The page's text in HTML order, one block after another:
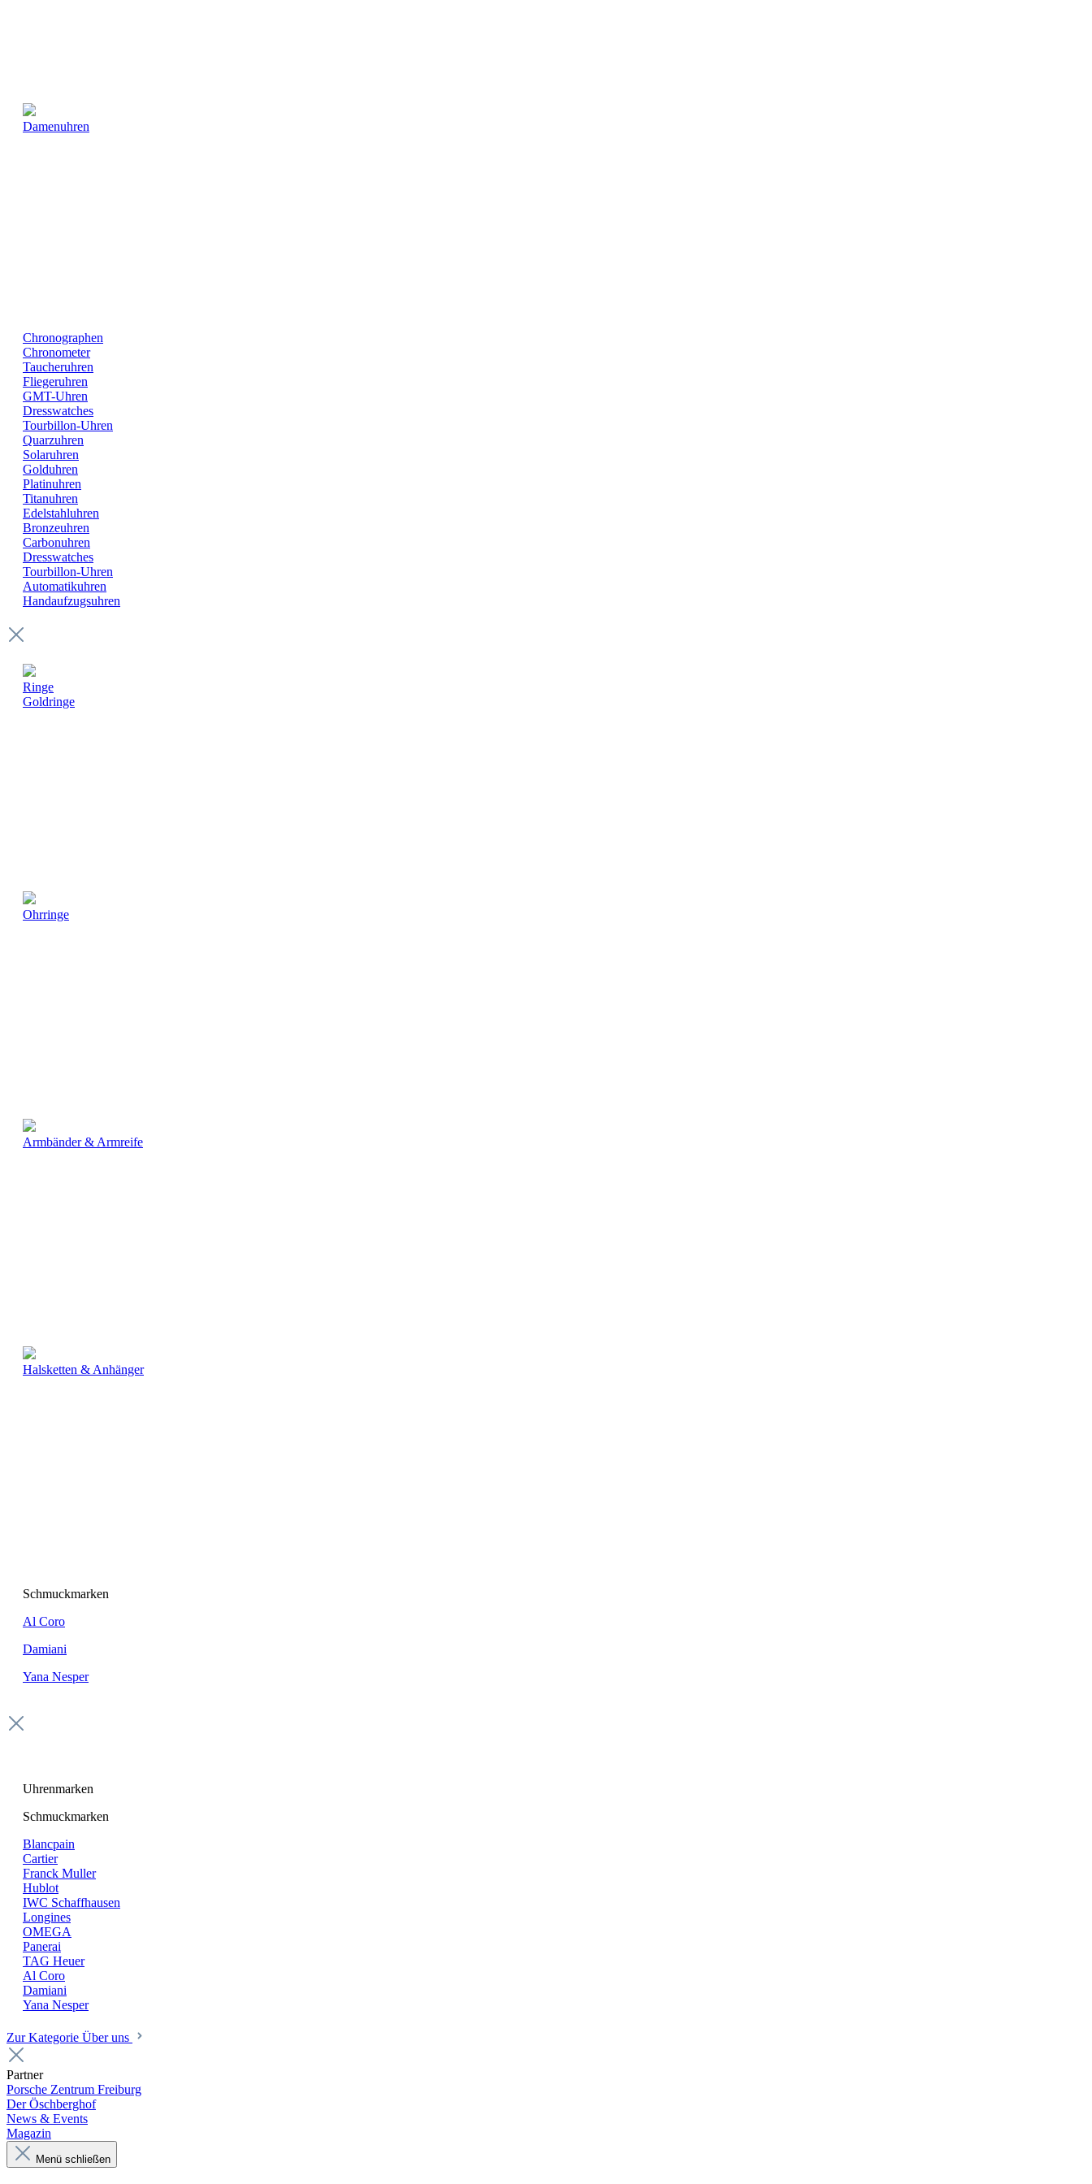
Damenuhren
Chronographen
Chronometer
Taucheruhren
Fliegeruhren
GMT-Uhren
Dresswatches
Tourbillon-Uhren
Quarzuhren
Solaruhren
Golduhren
Platinuhren
Titanuhren
Edelstahluhren
Bronzeuhren
Carbonuhren
Dresswatches
Tourbillon-Uhren
Automatikuhren
Handaufzugsuhren
Ringe
Goldringe
Ohrringe
Armbänder & Armreife
Halsketten & Anhänger
Schmuckmarken
Al Coro
Damiani
Yana Nesper
Uhrenmarken
Schmuckmarken
Blancpain
Cartier
Franck Muller
Hublot
IWC Schaffhausen
Longines
OMEGA
Panerai
TAG Heuer
Al Coro
Damiani
Yana Nesper
Zur Kategorie Über uns
Partner
Porsche Zentrum Freiburg
Der Öschberghof
News & Events
Magazin
Menü schließen